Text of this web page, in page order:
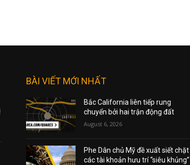
BÀI VIẾT MỚI NHẤT
Bắc California liên tiếp rung
chuyển bởi hai trận động đất
August 6, 2026
Phe Dân chủ Mỹ đề xuất siết chặt
các tài khoản hưu trí “siêu khủng”